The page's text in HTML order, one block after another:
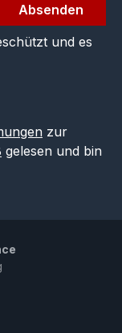
Absenden
und es
zur
gelesen und bin